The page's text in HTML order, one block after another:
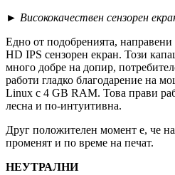
► Висококачествен сензорен
Едно от подобренията,
HD IPS сензорен екран. Този
много добре на допир,
работи гладко благодарение на
Linux с 4 GB RAM. Това прави
лесна и по-интуитивна.
Друг положителен момент е, че
променят и по време на печат.
НЕУТРАЛНИ